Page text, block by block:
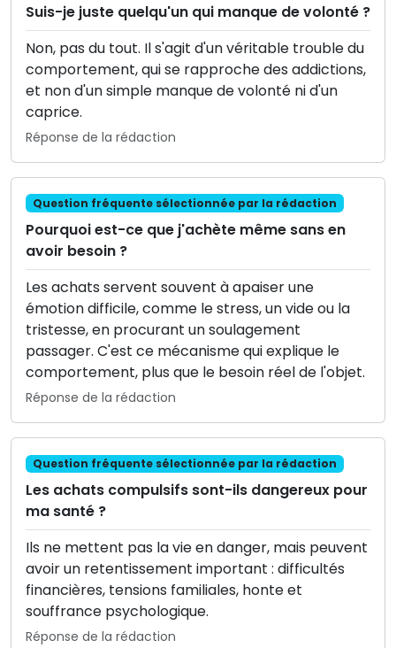
Suis-je juste quelqu'un qui manque de volonté ?
Non, pas du tout. Il s'agit d'un véritable trouble du
comportement, qui se rapproche des addictions,
et non d'un simple manque de volonté ni d'un
caprice.
Réponse de la rédaction
Question fréquente sélectionnée par la rédaction
Pourquoi est-ce que j'achète même sans en
avoir besoin ?
Les achats servent souvent à apaiser une
émotion difficile, comme le stress, un vide ou la
tristesse, en procurant un soulagement
passager. C'est ce mécanisme qui explique le
comportement, plus que le besoin réel de l'objet.
Réponse de la rédaction
Question fréquente sélectionnée par la rédaction
Les achats compulsifs sont-ils dangereux pour
ma santé ?
Ils ne mettent pas la vie en danger, mais peuvent
avoir un retentissement important : difficultés
financières, tensions familiales, honte et
souffrance psychologique.
Réponse de la rédaction